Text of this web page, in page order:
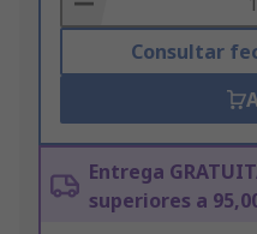
Consultar
Entrega
superiores a